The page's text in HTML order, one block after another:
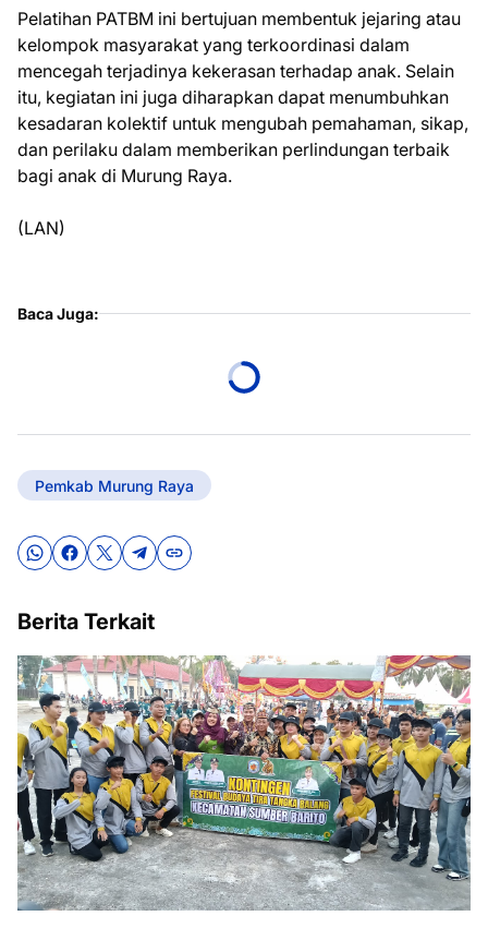
Pelatihan PATBM ini bertujuan membentuk jejaring atau
kelompok masyarakat yang terkoordinasi dalam
mencegah terjadinya kekerasan terhadap anak. Selain
itu, kegiatan ini juga diharapkan dapat menumbuhkan
kesadaran kolektif untuk mengubah pemahaman, sikap,
dan perilaku dalam memberikan perlindungan terbaik
bagi anak di Murung Raya.
(LAN)
Baca Juga:
Pemkab Murung Raya
Berita Terkait